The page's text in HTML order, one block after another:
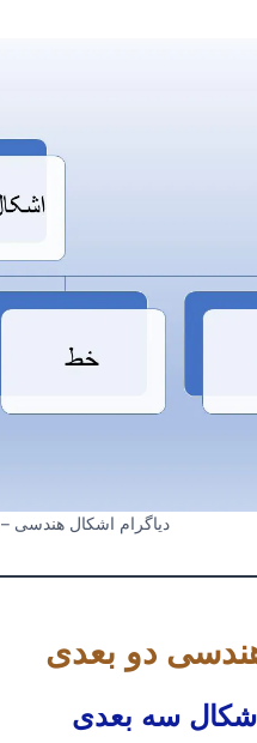
دیاگرام اشکال
دو بعدی
سه بعدی